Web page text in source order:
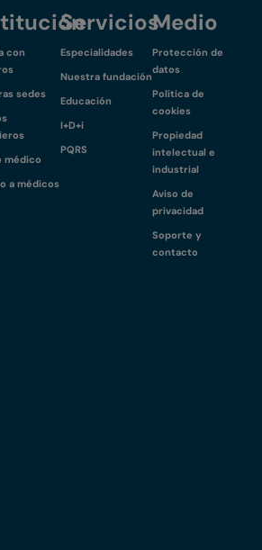
con
sedes
médico
a médicos
Servicios
Especialidades
Nuestra fundación
Educación
I+D+i
PQRS
Medio
Protección de
datos
Política de
cookies
Propiedad
intelectual e
industrial
Aviso de
privacidad
Soporte y
contacto